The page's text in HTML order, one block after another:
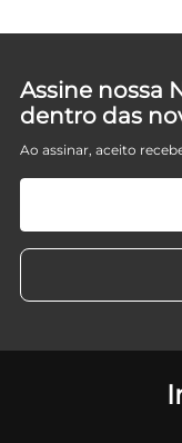
Assine nossa
dentro das
Ao assinar, aceito